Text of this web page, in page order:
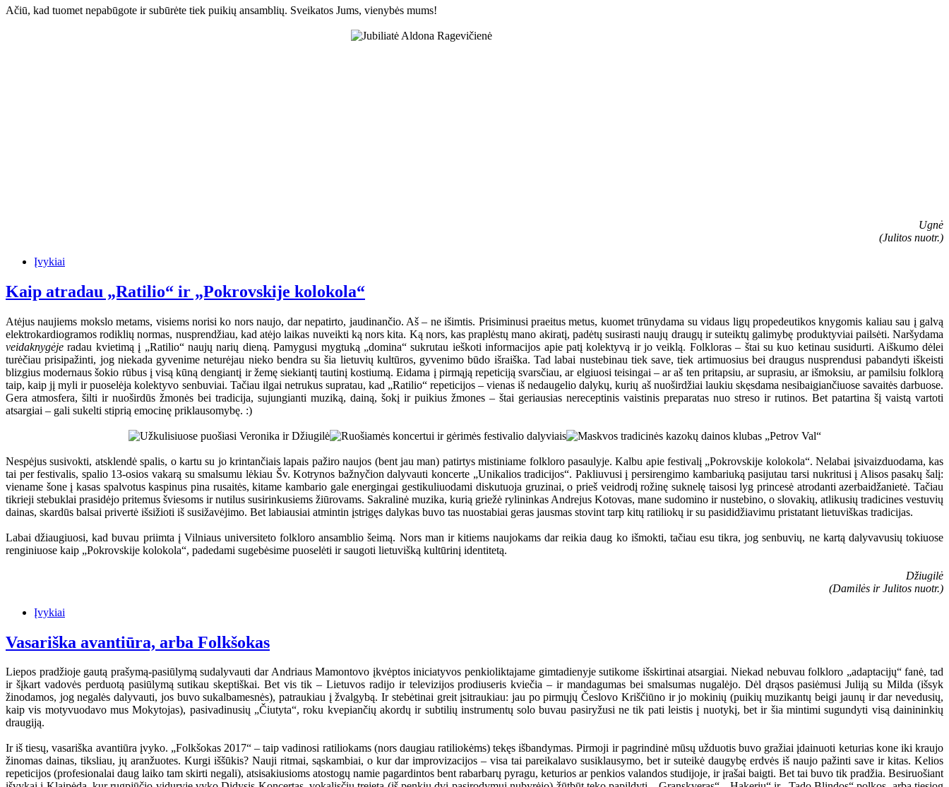
Ačiū, kad tuomet nepabūgote ir subūrėte tiek puikių ansamblių. Sveikatos Jums, vienybės mums!
Ugnė
(Julitos nuotr.)
Įvykiai
Kaip atradau „Ratilio“ ir „Pokrovskije kolokola“
Atėjus naujiems mokslo metams, visiems norisi ko nors naujo, dar nepatirto, jaudinančio. Aš – ne išimtis. Prisiminusi praeitus metus, kuomet trūnydama su vidaus ligų propedeutikos knygomis kaliau sau į galvą
elektrokardiogramos rodiklių normas, nusprendžiau, kad atėjo laikas nuveikti ką nors kita. Ką nors, kas praplėstų mano akiratį, padėtų susirasti naujų draugų ir suteiktų galimybę produktyviai pailsėti. Naršydama
veidaknygėje radau kvietimą į „Ratilio“ naujų narių dieną. Pamygusi mygtuką „domina“ sukrutau ieškoti informacijos apie patį kolektyvą ir jo veiklą. Folkloras – štai su kuo ketinau susidurti. Aiškumo dėlei
turėčiau prisipažinti, jog niekada gyvenime neturėjau nieko bendra su šia lietuvių kultūros, gyvenimo būdo išraiška. Tad labai nustebinau tiek save, tiek artimuosius bei draugus nusprendusi pabandyti iškeisti
blizgius modernaus šokio rūbus į visą kūną dengiantį ir žemę siekiantį tautinį kostiumą. Eidama į pirmąją repeticiją svarsčiau, ar elgiuosi teisingai – ar aš ten pritapsiu, ar suprasiu, ar išmoksiu, ar pamilsiu folklorą
taip, kaip jį myli ir puoselėja kolektyvo senbuviai. Tačiau ilgai netrukus supratau, kad „Ratilio“ repeticijos – vienas iš nedaugelio dalykų, kurių aš nuoširdžiai laukiu skęsdama nesibaigiančiuose savaitės darbuose.
Gera atmosfera, šilti ir nuoširdūs žmonės bei tradicija, sujungianti muziką, dainą, šokį ir puikius žmones – štai geriausias nereceptinis vaistinis preparatas nuo streso ir rutinos. Bet patartina šį vaistą vartoti
atsargiai – gali sukelti stiprią emocinę priklausomybę. :)
Nespėjus susivokti, atsklendė spalis, o kartu su jo krintančiais lapais pažiro naujos (bent jau man) patirtys mistiniame folkloro pasaulyje. Kalbu apie festivalį „Pokrovskije kolokola“. Nelabai įsivaizduodama, kas
tai per festivalis, spalio 13-osios vakarą su smalsumu lėkiau Šv. Kotrynos bažnyčion dalyvauti koncerte „Unikalios tradicijos“. Pakliuvusi į persirengimo kambariuką pasijutau tarsi nukritusi į Alisos pasakų šalį:
viename šone į kasas spalvotus kaspinus pina rusaitės, kitame kambario gale energingai gestikuliuodami diskutuoja gruzinai, o prieš veidrodį rožinę suknelę taisosi lyg princesė atrodanti azerbaidžanietė. Tačiau
tikrieji stebuklai prasidėjo pritemus šviesoms ir nutilus susirinkusiems žiūrovams. Sakralinė muzika, kurią griežė rylininkas Andrejus Kotovas, mane sudomino ir nustebino, o slovakių, atlikusių tradicines vestuvių
dainas, skardūs balsai privertė išsižioti iš susižavėjimo. Bet labiausiai atmintin įstrigęs dalykas buvo tas nuostabiai geras jausmas stovint tarp kitų ratiliokų ir su pasididžiavimu pristatant lietuviškas tradicijas.
Labai džiaugiuosi, kad buvau priimta į Vilniaus universiteto folkloro ansamblio šeimą. Nors man ir kitiems naujokams dar reikia daug ko išmokti, tačiau esu tikra, jog senbuvių, ne kartą dalyvavusių tokiuose
renginiuose kaip „Pokrovskije kolokola“, padedami sugebėsime puoselėti ir saugoti lietuvišką kultūrinį identitetą.
Džiugilė
(Damilės ir Julitos nuotr.)
Įvykiai
Vasariška avantiūra, arba Folkšokas
Liepos pradžioje gautą prašymą-pasiūlymą sudalyvauti dar Andriaus Mamontovo įkvėptos iniciatyvos penkioliktajame gimtadienyje sutikome išskirtinai atsargiai. Niekad nebuvau folkloro „adaptacijų“ fanė, tad
ir šįkart vadovės perduotą pasiūlymą sutikau skeptiškai. Bet vis tik – Lietuvos radijo ir televizijos prodiuseris kviečia – ir mandagumas bei smalsumas nugalėjo. Dėl drąsos pasiėmusi Juliją su Milda (išsyk
žinodamos, jog negalės dalyvauti, jos buvo sukalbamesnės), patraukiau į žvalgybą. Ir stebėtinai greit įsitraukiau: jau po pirmųjų Česlovo Kriščiūno ir jo mokinių (puikių muzikantų beigi jaunų ir dar nevedusių,
kaip vis motyvuodavo mus Mokytojas), pasivadinusių „Čiutyta“, roku kvepiančių akordų ir subtilių instrumentų solo buvau pasiryžusi ne tik pati leistis į nuotykį, bet ir šia mintimi sugundyti visą dainininkių
draugiją.
Ir iš tiesų, vasariška avantiūra įvyko. „Folkšokas 2017“ – taip vadinosi ratiliokams (nors daugiau ratiliokėms) tekęs išbandymas. Pirmoji ir pagrindinė mūsų užduotis buvo gražiai įdainuoti keturias kone iki kraujo
žinomas dainas, tiksliau, jų aranžuotes. Kurgi iššūkis? Nauji ritmai, sąskambiai, o kur dar improvizacijos – visa tai pareikalavo susiklausymo, bet ir suteikė daugybę erdvės iš naujo pažinti save ir kitas. Kelios
repeticijos (profesionalai daug laiko tam skirti negali), atsisakiusioms atostogų namie pagardintos bent rabarbarų pyragu, keturios ar penkios valandos studijoje, ir įrašai baigti. Bet tai buvo tik pradžia. Besiruošiant